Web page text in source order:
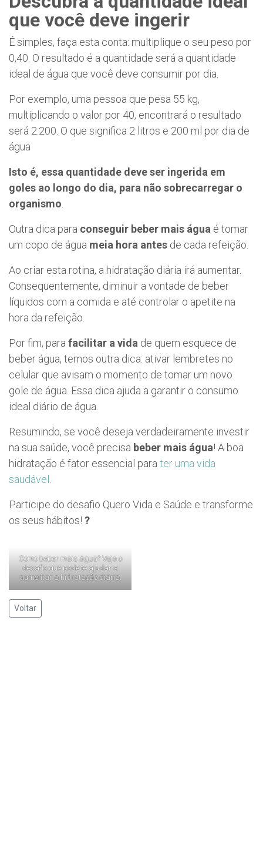
que você deve ingerir
É simples, faça esta conta: multiplique o seu peso por
0,40. O resultado é a quantidade será a quantidade
ideal de água que você deve consumir por dia.
Por exemplo, uma pessoa que pesa 55 kg,
multiplicando o valor por 40, encontrará o resultado
será 2.200. O que significa 2 litros e 200 ml por dia de
água
Isto é, essa quantidade deve ser ingerida em
goles ao longo do dia, para não sobrecarregar o
organismo
Outra dica para conseguir beber mais água é tomar
um copo de água meia hora antes de cada refeição.
Ao criar esta rotina, a hidratação diária irá aumentar.
Consequentemente, diminuir a vontade de beber
líquidos com a comida e até controlar o apetite na
hora da refeição.
Por fim, para facilitar a vida de quem esquece de
beber água, temos outra dica: ativar lembretes no
celular que avisam o momento de tomar um novo
gole de água. Essa dica ajuda a garantir o consumo
ideal diário de água.
Resumindo, se você deseja verdadeiramente investir
na sua saúde, você precisa beber mais água! A boa
hidratação é fator essencial para ter uma vida
saudável
Participe do desafio Quero Vida e Saúde e transforme
os seus hábitos! ?
Como beber mais água? Veja o
desafio que pode te ajudar a
aumentar a hidratação diária.
Voltar